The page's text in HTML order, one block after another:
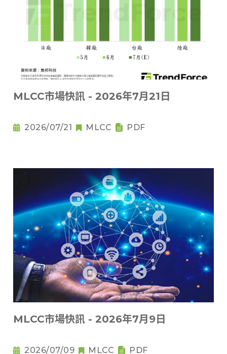
MLCC市場快訊 - 2026年7月21日
2026/07/21 MLCC PDF
MLCC市場快訊 - 2026年7月9日
2026/07/09 MLCC PDF